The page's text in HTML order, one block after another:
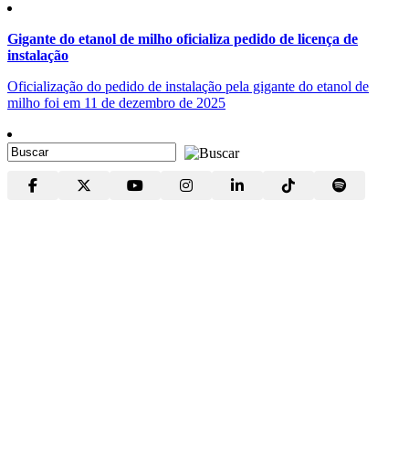
Gigante do etanol de milho oficializa pedido de licença de
instalação
Oficialização do pedido de instalação pela gigante do etanol de
milho foi em 11 de dezembro de 2025